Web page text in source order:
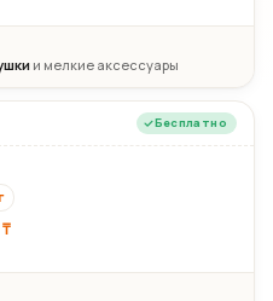
и мелкие аксессуары
Бесплатно
₸